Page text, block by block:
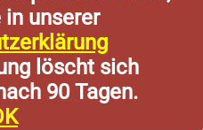
in unserer
löscht sich
90 Tagen.